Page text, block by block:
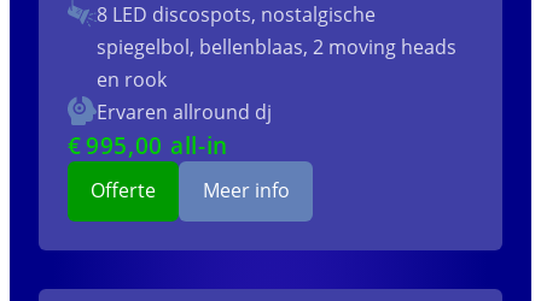
8 LED discospots, nostalgische
spiegelbol, bellenblaas, 2 moving heads
en rook
Ervaren allround dj
€995,00 all-in
Offerte Meer info